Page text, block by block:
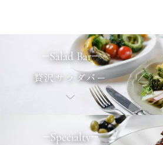
Salad Bar
贅沢サラダバー
Specialty